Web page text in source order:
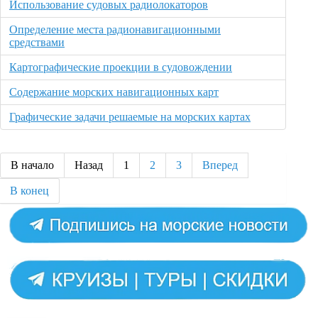
Использование судовых радиолокаторов
Определение места радионавигационными
средствами
Картографические проекции в судовождении
Содержание морских навигационных карт
Графические задачи решаемые на морских картах
В начало Назад 1 2 3 Вперед
В конец